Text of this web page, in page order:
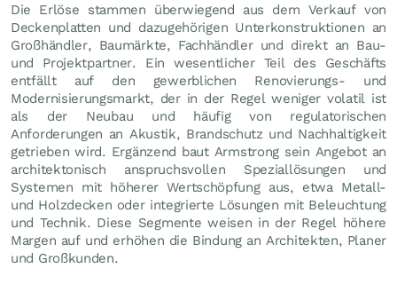
Die Erlöse stammen überwiegend aus dem Verkauf von
Deckenplatten und dazugehörigen Unterkonstruktionen an
Großhändler, Baumärkte, Fachhändler und direkt an Bau-
und Projektpartner. Ein wesentlicher Teil des Geschäfts
entfällt auf den gewerblichen Renovierungs- und
Modernisierungsmarkt, der in der Regel weniger volatil ist
als der Neubau und häufig von regulatorischen
Anforderungen an Akustik, Brandschutz und Nachhaltigkeit
getrieben wird. Ergänzend baut Armstrong sein Angebot an
architektonisch anspruchsvollen Speziallösungen und
Systemen mit höherer Wertschöpfung aus, etwa Metall-
und Holzdecken oder integrierte Lösungen mit Beleuchtung
und Technik. Diese Segmente weisen in der Regel höhere
Margen auf und erhöhen die Bindung an Architekten, Planer
und Großkunden.